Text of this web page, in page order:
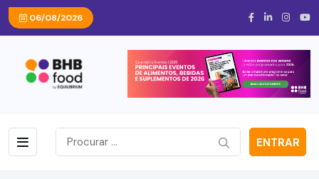
06/08/2026
ENTRAR